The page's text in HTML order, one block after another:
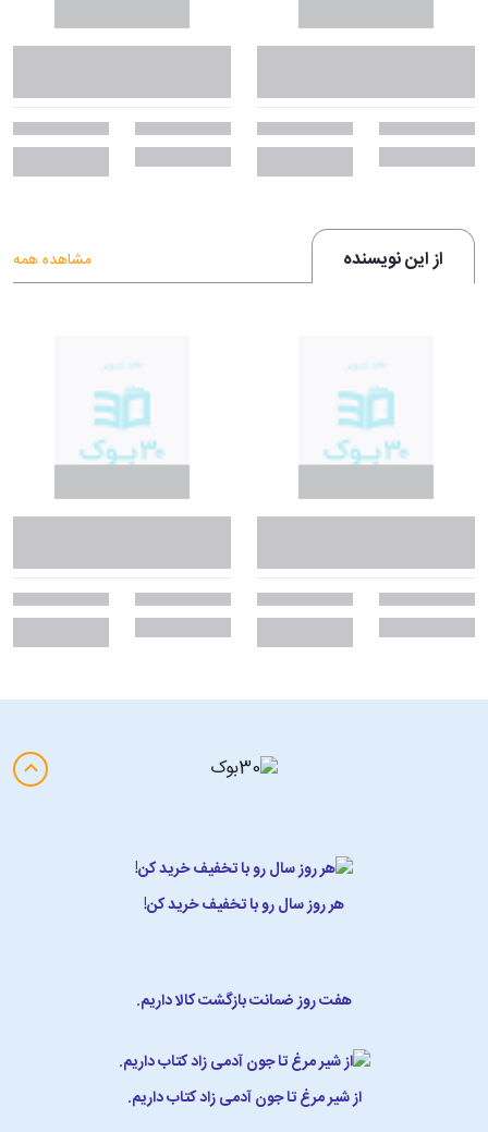
از این نویسنده مشاهده همه
هر روز سال رو با تخفیف خرید کن!
هفت روز ضمانت بازگشت کالا داریم.
از شیر مرغ تا جون آدمی زاد کتاب داریم.